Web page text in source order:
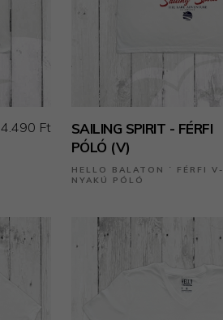
4.490 Ft
SAILING SPIRIT - FÉRFI
PÓLÓ (V)
HELLO BALATON ˙ FÉRFI V-
NYAKÚ PÓLÓ